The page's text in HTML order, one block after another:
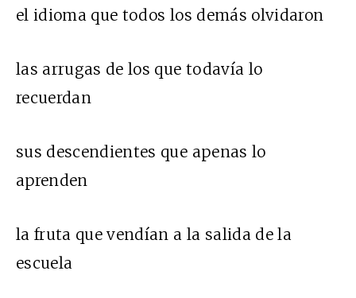
el idioma que todos los demás olvidaron
las arrugas de los que todavía lo
recuerdan
sus descendientes que apenas lo
aprenden
la fruta que vendían a la salida de la
escuela